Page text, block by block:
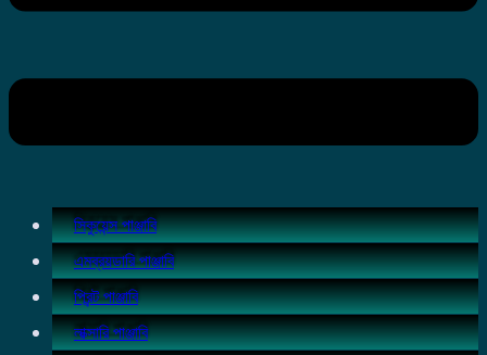
সিকুয়েন্স পাঞ্জাবি
এমব্রয়ডারি পাঞ্জাবি
প্রিন্ট পাঞ্জাবি
লাক্সারি পাঞ্জাবি